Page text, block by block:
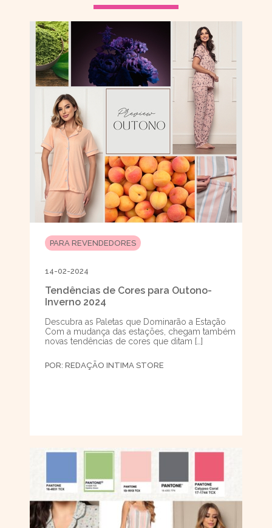
PARA REVENDEDORES
14-02-2024
Tendências de Cores para Outono-
Inverno 2024
Descubra as Paletas que Dominarão a Estação
Com a mudança das estações, chegam também
novas tendências de cores que ditam […]
POR: REDAÇÃO INTIMA STORE